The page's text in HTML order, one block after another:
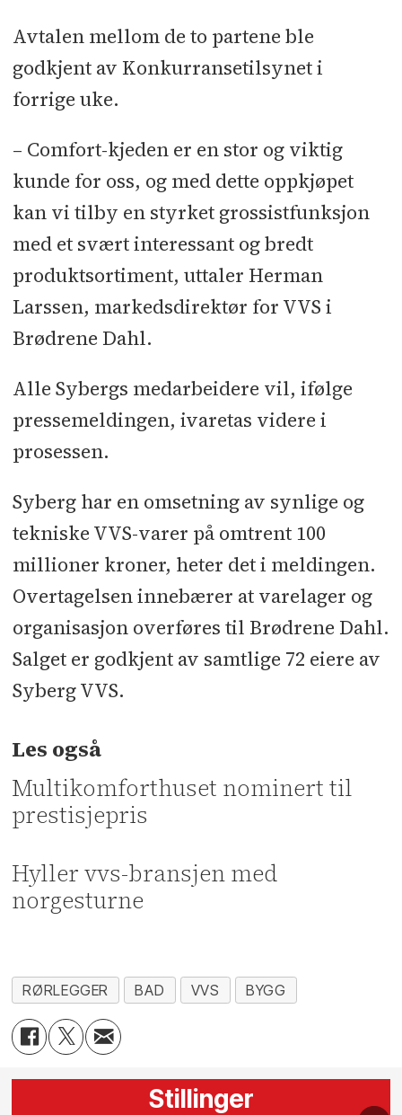
Avtalen mellom de to partene ble
godkjent av Konkurransetilsynet i
forrige uke.
– Comfort-kjeden er en stor og viktig
kunde for oss, og med dette oppkjøpet
kan vi tilby en styrket grossistfunksjon
med et svært interessant og bredt
produktsortiment, uttaler Herman
Larssen, markedsdirektør for VVS i
Brødrene Dahl.
Alle Sybergs medarbeidere vil, ifølge
pressemeldingen, ivaretas videre i
prosessen.
Syberg har en omsetning av synlige og
tekniske VVS-varer på omtrent 100
millioner kroner, heter det i meldingen.
Overtagelsen innebærer at varelager og
organisasjon overføres til Brødrene Dahl.
Salget er godkjent av samtlige 72 eiere av
Syberg VVS.
Les også
Multikomforthuset nominert til
prestisjepris
Hyller vvs-bransjen med
norgesturne
RØRLEGGER BAD VVS BYGG
Stillinger